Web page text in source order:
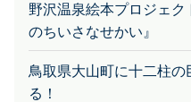
野沢温泉絵本プロジェ
のちいさなせかい』
鳥取県大山町に十二柱
る！